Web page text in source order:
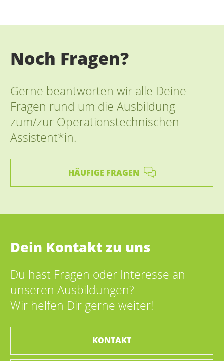
Noch Fragen?
Gerne beantworten wir alle Deine
Fragen rund um die Ausbildung
zum/zur Operationstechnischen
Assistent*in.
HÄUFIGE FRAGEN
Dein Kontakt zu uns
Du hast Fragen oder Interesse an
unseren Ausbildungen?
Wir helfen Dir gerne weiter!
KONTAKT